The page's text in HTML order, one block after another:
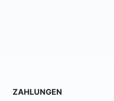
ZAHLUNGEN